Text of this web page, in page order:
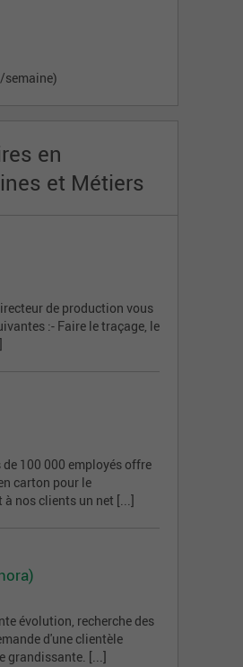
semaine)
en
et Métiers
de production vous
:- Faire le traçage, le
de 100 000 employés offre
carton pour le
à nos clients un net [...]
évolution, recherche des
d'une clientèle
grandissante. [...]